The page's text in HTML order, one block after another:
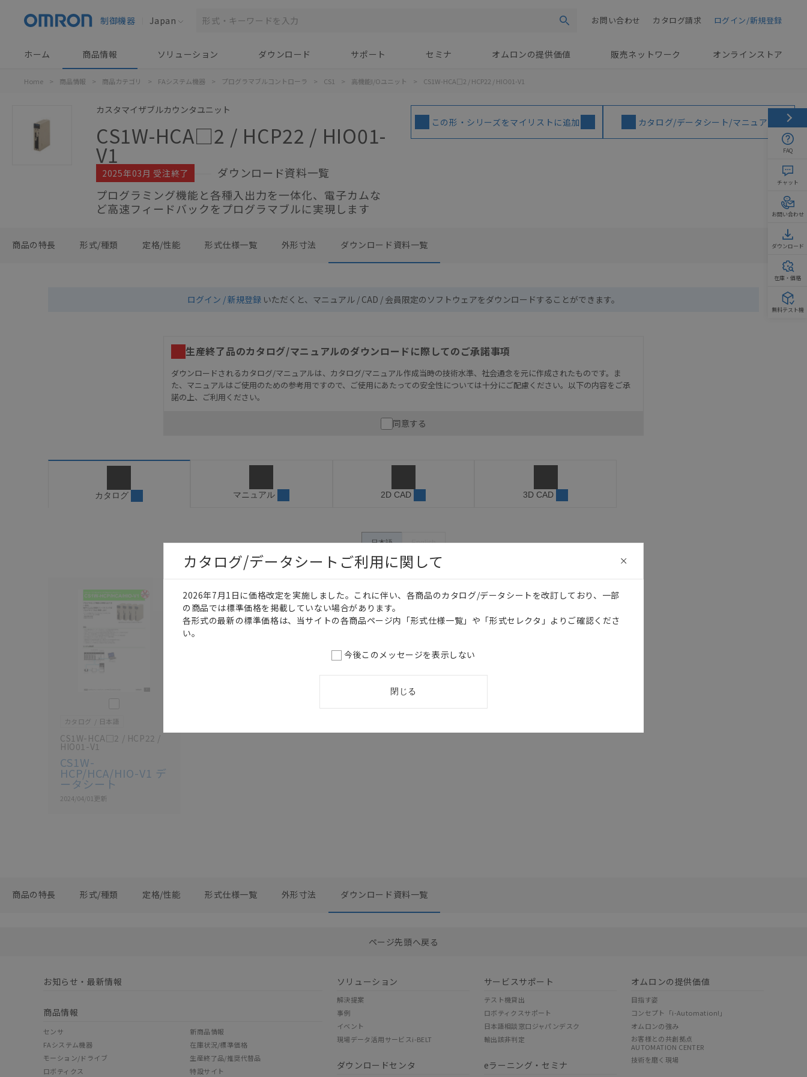
制御機器 Japan 検索 ログイン/新規登録
カタログ請求
お問い合わせ
ホーム 商品情報 ソリューション ダウンロード サポート セミナ オムロンの提供価値 販売ネットワーク オンラインストア
Home > 商品情報 > 商品カテゴリ > FAシステム機器 > プログラマブルコントローラ > CS1 > 高機能I/Oユニット > CS1W-HCA□2 / HCP22 / HIO01-V1
カスタマイザブルカウンタユニット
CS1W-HCA□2 / HCP22 / HIO01-
V1
2025年03月 受注終了
ダウンロード資料一覧
プログラミング機能と各種入出力を一体化、電子カムな
ど高速フィードバックをプログラマブルに実現します
この形・シリーズをマイリストに追加 カタログ/データシート/マニュアル
商品の特長 形式/種類 定格/性能 形式仕様一覧 外形寸法 ダウンロード資料一覧
ログイン / 新規登録 いただくと、マニュアル / CAD / 会員限定のソフトウェアをダウンロードすることができます。
生産終了品のカタログ/マニュアルのダウンロードに際してのご承諾事項
ダウンロードされるカタログ/マニュアルは、カタログ/マニュアル作成当時の技術水準、社会通念を元に作成されたものです。ま
た、マニュアルはご使用のための参考用ですので、ご使用にあたっての安全性については十分にご配慮ください。以下の内容をご承
諾の上、ご利用ください。
お客様が本製品を人命や財産に重大な危険を及ぼすような用途に使用される場合には、システム全体として危険を知らせたり、冗
長設計により必要な安全性を確保できるよう設計されていること、および本製品が全体の中で意図した用途に対して適切に配電・
カタログ/マニュアルに記載されているアプリケーション事例は参考用ですので、ご採用に際しては機器・装置の機能や安全性を
記載されているサービス内容や連絡先等は作成当時のものであり、変更・改定させていただいている可能性があります。改めて当
同意する
カタログ マニュアル 2D CAD 3D CAD
日本語 English
カタログ 日本語
CS1W-HCA□2 / HCP22 /
HIO01-V1
CS1W-
HCP/HCA/HIO-V1 デ
ータシート
2024/04/01更新
0 選択したファイルを一括ダウンロード
商品の特長 形式/種類 定格/性能 形式仕様一覧 外形寸法 ダウンロード資料一覧
ページ先頭へ戻る
お知らせ・最新情報
商品情報
センサ
FAシステム機器
モーション/ドライブ
ロボティクス
新商品情報
在庫状況/標準価格
生産終了品/推奨代替品
特設サイト
ソリューション
解決提案
事例
イベント
現場データ活用サービスi-BELT
ダウンロードセンタ
サービスサポート
テスト機貸出
ロボティクスサポート
日本語相談窓口ジャパンデスク
輸出該非判定
eラーニング・セミナ
オムロンの提供価値
目指す姿
コンセプト「i-Automation!」
オムロンの強み
お客様との共創拠点
AUTOMATION CENTER
技術を磨く現場
FAQ
チャット
お問い合わせ
ダウンロード
在庫・価格
無料テスト機
カタログ/データシートご利用に関して
2026年7月1日に価格改定を実施しました。これに伴い、各商品のカタログ/データシートを改訂しており、一部
の商品では標準価格を掲載していない場合があります。
各形式の最新の標準価格は、当サイトの各商品ページ内「形式仕様一覧」や「形式セレクタ」よりご確認くださ
い。
今後このメッセージを表示しない
閉じる